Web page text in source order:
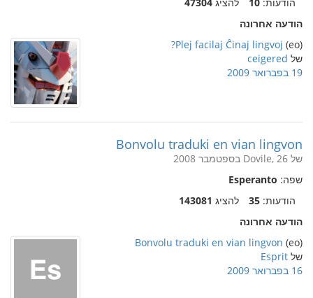
הודעה אחרונה
(eo)
Plej facilaj Ĉinaj lingvoj?
של ceigered
19 בפברואר 2009
Bonvolu traduki en vian lingvon
של Dovile, 26 בספטמבר 2008
שפה: Esperanto
הודעות: 35 להציג 143081
הודעה אחרונה
(eo)
Bonvolu traduki en vian lingvon
של Esprit
16 בפברואר 2009